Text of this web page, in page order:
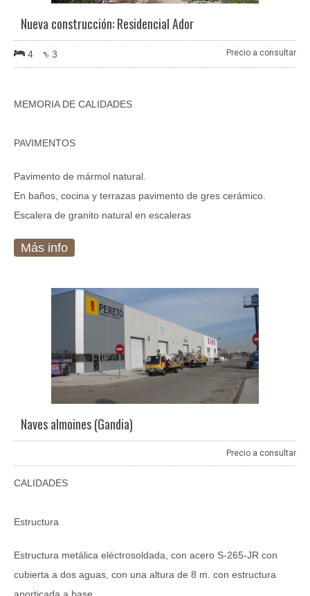
Nueva construcción: Residencial Ador
4 3 Precio a consultar
MEMORIA DE CALIDADES
PAVIMENTOS
Pavimento de mármol natural.
En baños, cocina y terrazas pavimento de gres cerámico.
Escalera de granito natural en escaleras
Más info
Naves almoines (Gandia)
Precio a consultar
CALIDADES
Estructura
Estructura metálica eléctrosoldada, con acero S-265-JR con
cubierta a dos aguas, con una altura de 8 m. con estructura